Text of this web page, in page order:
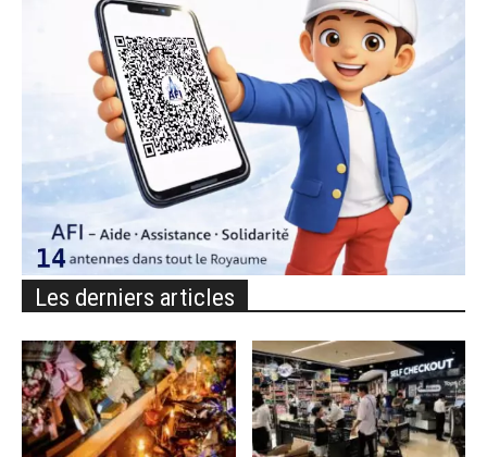
Les derniers articles